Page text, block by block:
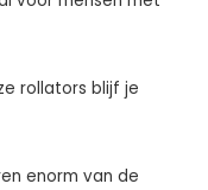
rollators blijf je
enorm van de